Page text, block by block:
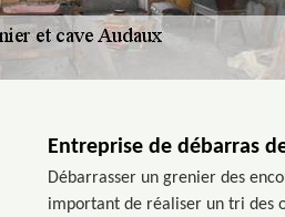
Entreprise de débarras
Débarrasser un grenier des
important de réaliser un tri des